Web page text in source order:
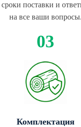
сроки поставки и
на все ваши вопросы.
Комплектация